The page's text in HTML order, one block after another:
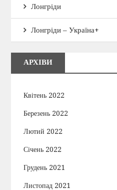
Лонгріди
Лонгріди – Україна+
АРХІВИ
Квітень 2022
Березень 2022
Лютий 2022
Січень 2022
Грудень 2021
Листопад 2021